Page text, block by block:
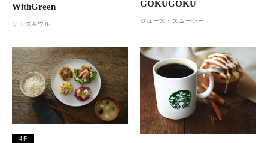
WithGreen
サラダボウル
GOKUGOKU
ジュース・スムージー
4F